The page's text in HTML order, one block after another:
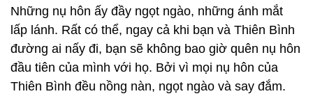
Những nụ hôn ấy đầy ngọt ngào, những ánh mắt
lấp lánh. Rất có thể, ngay cả khi bạn và Thiên Bình
đường ai nấy đi, bạn sẽ không bao giờ quên nụ hôn
đầu tiên của mình với họ. Bởi vì mọi nụ hôn của
Thiên Bình đều nồng nàn, ngọt ngào và say đắm.